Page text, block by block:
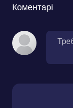
Коментарі